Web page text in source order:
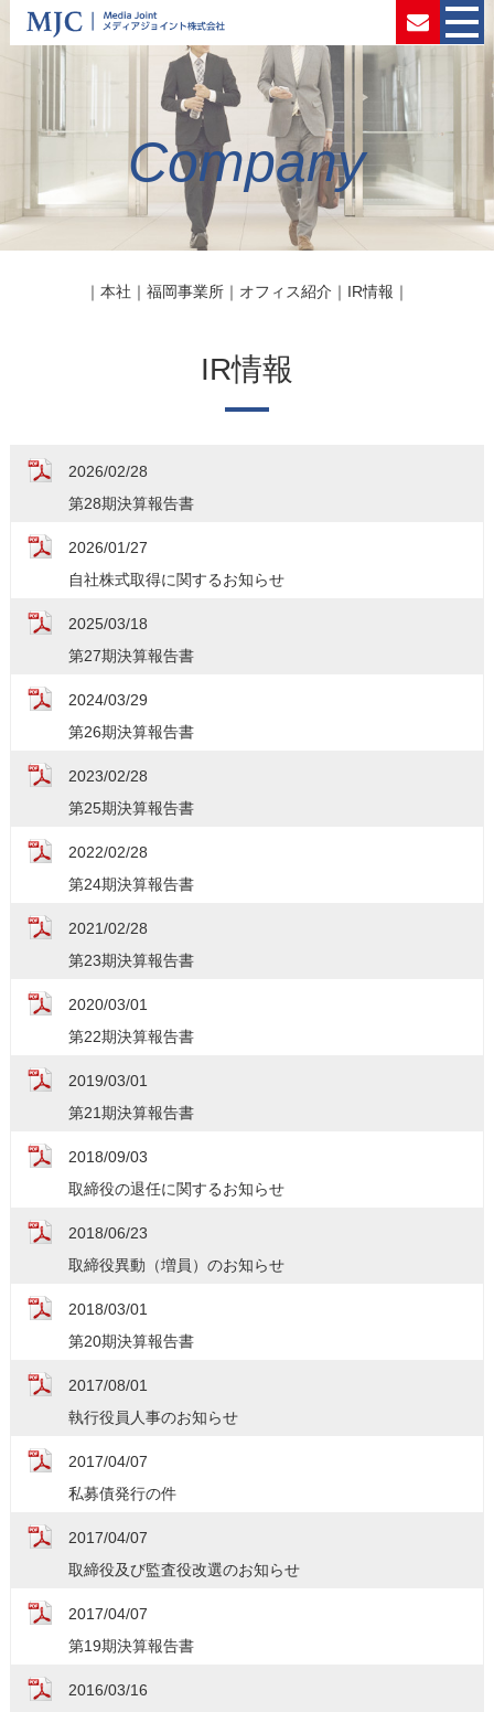
Company
｜ 本社 ｜ 福岡事業所｜ オフィス紹介 ｜ IR情報 ｜
IR情報
2026/02/28
第28期決算報告書
2026/01/27
自社株式取得に関するお知らせ
2025/03/18
第27期決算報告書
2024/03/29
第26期決算報告書
2023/02/28
第25期決算報告書
2022/02/28
第24期決算報告書
2021/02/28
第23期決算報告書
2020/03/01
第22期決算報告書
2019/03/01
第21期決算報告書
2018/09/03
取締役の退任に関するお知らせ
2018/06/23
取締役異動（増員）のお知らせ
2018/03/01
第20期決算報告書
2017/08/01
執行役員人事のお知らせ
2017/04/07
私募債発行の件
2017/04/07
取締役及び監査役改選のお知らせ
2017/04/07
第19期決算報告書
2016/03/16